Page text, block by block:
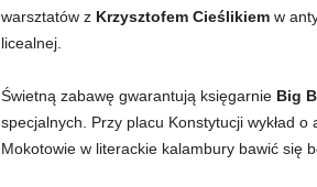
warsztatów z Krzysztofem Cieślikiemw
licealnej.
Świetną zabawę gwarantują księgarnie Big
specjalnych. Przy placu Konstytucji wykład o
Mokotowie w literackie kalambury bawić się